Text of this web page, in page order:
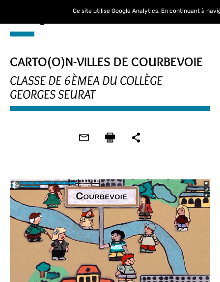
CARTO(O)N-VILLES DE COURBEVOIE
CLASSE DE 6ÈMEA DU COLLÈGE
GEORGES SEURAT
Ce site utilise Google Analytics. En continuant à